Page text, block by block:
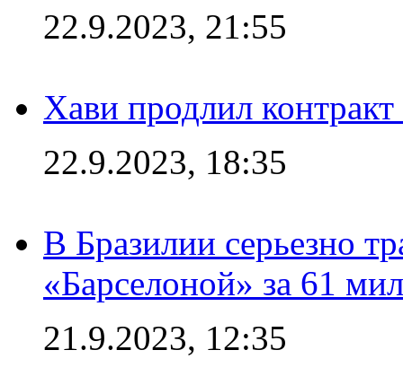
22.9.2023, 21:55
Хави продлил
22.9.2023, 18:35
В Бразилии серьезно
«Барселоной» за 61
21.9.2023, 12:35